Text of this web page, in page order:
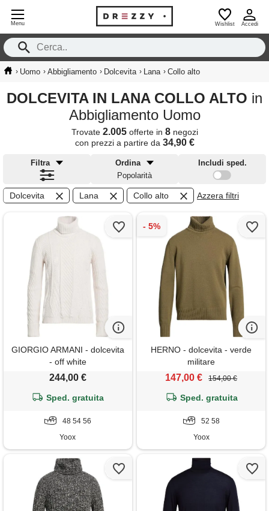
Menu Wishlist Accedi
› Uomo › Abbigliamento › Dolcevita › Lana › Collo alto
DOLCEVITA IN LANA COLLO ALTO in
Abbigliamento Uomo
Trovate 2.005offerte in 8negozi
con prezzi a partire da 34,90 €
Filtra
Ordina
Popolarità
Includi sped.
Dolcevita Lana Collo alto Azzera filtri
GIORGIO ARMANI - dolcevita
- off white
244,00 €
Sped. gratuita
48 54 56
Yoox
HERNO - dolcevita - verde
militare
147,00 € 154,00 €
Sped. gratuita
52 58
Yoox